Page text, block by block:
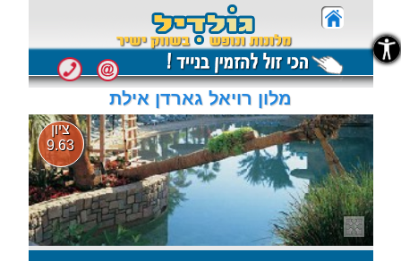
מלון רויאל גארדן אילת
ציון
9.63
נגישות
נגישות